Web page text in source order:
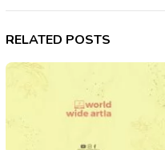
RELATED POSTS